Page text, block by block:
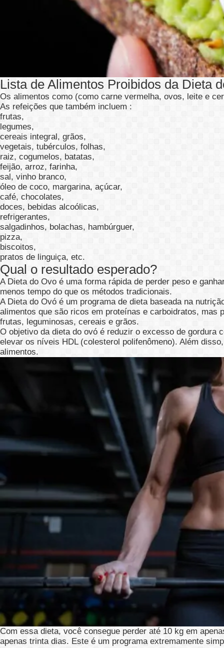
Lista de Alimentos Proibidos da Dieta
Os alimentos como (como carne vermelha, ovos, leite e
As refeições que também incluem :
frutas,
legumes,
cereais integral, grãos,
vegetais, tubérculos, folhas,
raiz, cogumelos, batatas,
feijão, arroz, farinha,
sal, vinho branco,
óleo de coco, margarina, açúcar,
café, chocolates,
doces, bebidas alcoólicas,
refrigerantes,
salgadinhos, bolachas, hambúrguer,
pizza,
biscoitos,
pratos de linguiça, etc.
Qual o resultado esperado?
A Dieta do Ovo é uma forma rápida de perder peso e
menos tempo do que os métodos tradicionais.
A Dieta do Ovó é um programa de dieta baseada na
alimentos que são ricos em proteínas e carboidratos, mas
frutas, leguminosas, cereais e grãos.
O objetivo da dieta do ovó é reduzir o excesso de
elevar os níveis HDL (colesterol polifenômeno). Além
alimentos.
Com essa dieta, você consegue perder até 10 kg em
apenas trinta dias. Este é um programa extremamente